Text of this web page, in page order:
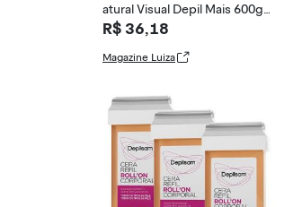
atural Visual Depil Mais 600g
Hidrossolúv
R$ 36,18
Magazine Luiza